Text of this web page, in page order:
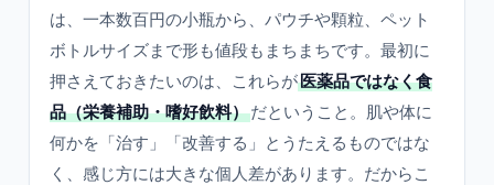
は、一本数百円の小瓶から、パウチや顆粒、ペット
ボトルサイズまで形も値段もまちまちです。最初に
押さえておきたいのは、これらが医薬品ではなく食
品（栄養補助・嗜好飲料）だということ。肌や体に
何かを「治す」「改善する」とうたえるものではな
く、感じ方には大きな個人差があります。だからこ